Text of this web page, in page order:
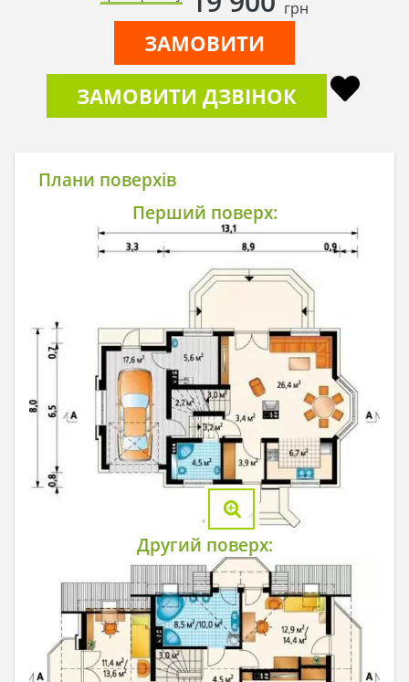
грн
ЗАМОВИТИ
ЗАМОВИТИ ДЗВІНОК
Плани поверхів
Перший поверх:
Другий поверх: